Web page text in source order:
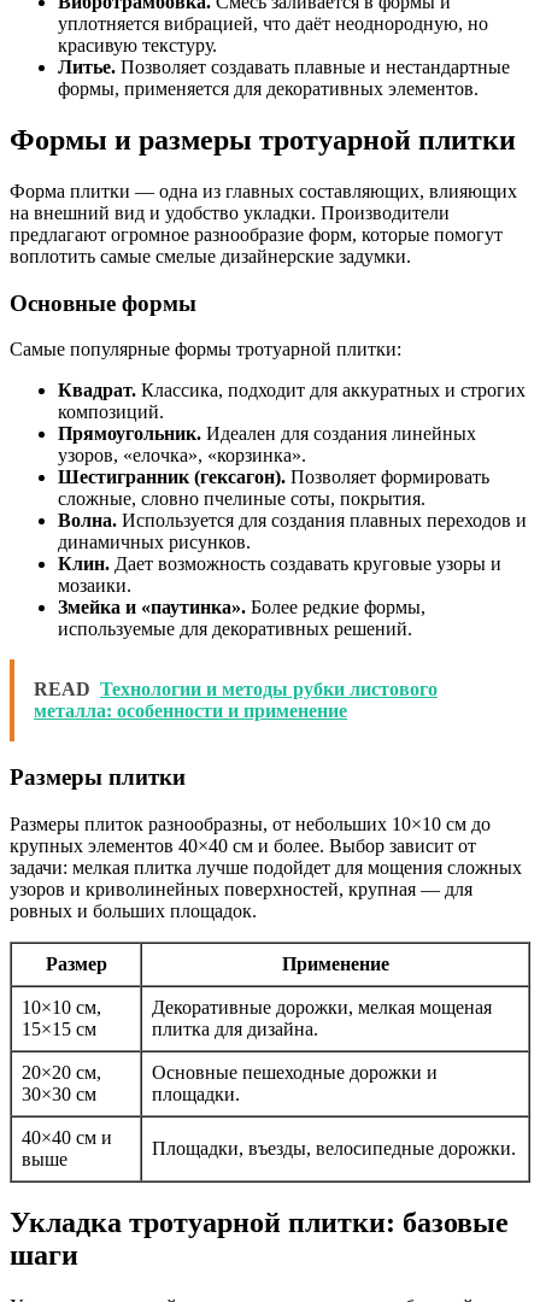
уплотняется вибрацией, что даёт неоднородную, но
красивую текстуру.
Литье. Позволяет создавать плавные и нестандартные
формы, применяется для декоративных элементов.
Формы и размеры тротуарной плитки
Форма плитки — одна из главных составляющих, влияющих
на внешний вид и удобство укладки. Производители
предлагают огромное разнообразие форм, которые помогут
воплотить самые смелые дизайнерские задумки.
Основные формы
Самые популярные формы тротуарной плитки:
Квадрат. Классика, подходит для аккуратных и строгих
композиций.
Прямоугольник. Идеален для создания линейных
узоров, «елочка», «корзинка».
Шестигранник (гексагон). Позволяет формировать
сложные, словно пчелиные соты, покрытия.
Волна. Используется для создания плавных переходов и
динамичных рисунков.
Клин. Дает возможность создавать круговые узоры и
мозаики.
Змейка и «паутинка». Более редкие формы,
используемые для декоративных решений.
READ Технологии и методы рубки листового
металла: особенности и применение
Размеры плитки
Размеры плиток разнообразны, от небольших 10×10 см до
крупных элементов 40×40 см и более. Выбор зависит от
задачи: мелкая плитка лучше подойдет для мощения сложных
узоров и криволинейных поверхностей, крупная — для
ровных и больших площадок.
Размер Применение
10×10 см,
15×15 см
Декоративные дорожки, мелкая мощеная
плитка для дизайна.
20×20 см,
30×30 см
Основные пешеходные дорожки и
площадки.
40×40 см и
выше
Площадки, въезды, велосипедные дорожки.
Укладка тротуарной плитки: базовые
шаги